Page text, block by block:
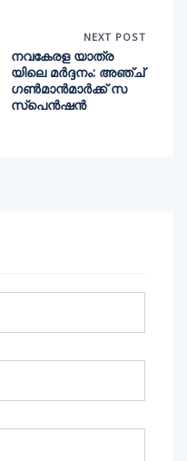
NEXT POST
നവകേരള യാത്ര
യിലെ മർദ്ദനം: അഞ്ച്
ഗൺമാൻമാര്‍ക്ക് സ
സ്‌പെന്‍ഷന്‍